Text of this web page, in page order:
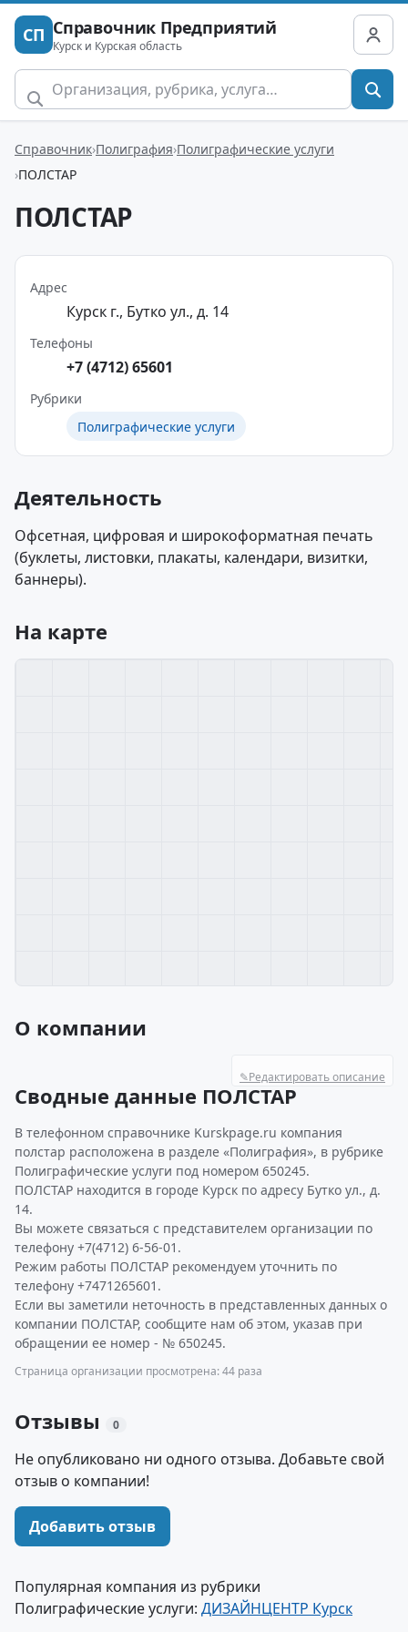
СП Справочник Предприятий
Курск и Курская область
Справочник Полиграфия Полиграфические услуги
ПОЛСТАР
ПОЛСТАР
Адрес
Курск г., Бутко ул., д. 14
Телефоны
+7 (4712) 65601
Рубрики
Полиграфические услуги
Деятельность
Офсетная, цифровая и широкоформатная печать
(буклеты, листовки, плакаты, календари, визитки,
баннеры).
На карте
О компании
✎Редактировать описание
Сводные данные ПОЛСТАР
В телефонном справочнике Kurskpage.ru компания
полстар расположена в разделе «Полиграфия», в рубрике
Полиграфические услуги под номером 650245.
ПОЛСТАР находится в городе Курск по адресу Бутко ул., д.
14.
Вы можете связаться с представителем организации по
телефону +7(4712) 6-56-01.
Режим работы ПОЛСТАР рекомендуем уточнить по
телефону +7471265601.
Если вы заметили неточность в представленных данных о
компании ПОЛСТАР, сообщите нам об этом, указав при
обращении ее номер - № 650245.
Страница организации просмотрена: 44 раза
Отзывы 0
Не опубликовано ни одного отзыва. Добавьте свой
отзыв о компании!
Добавить отзыв
Популярная компания из рубрики
Полиграфические услуги: ДИЗАЙНЦЕНТР Курск